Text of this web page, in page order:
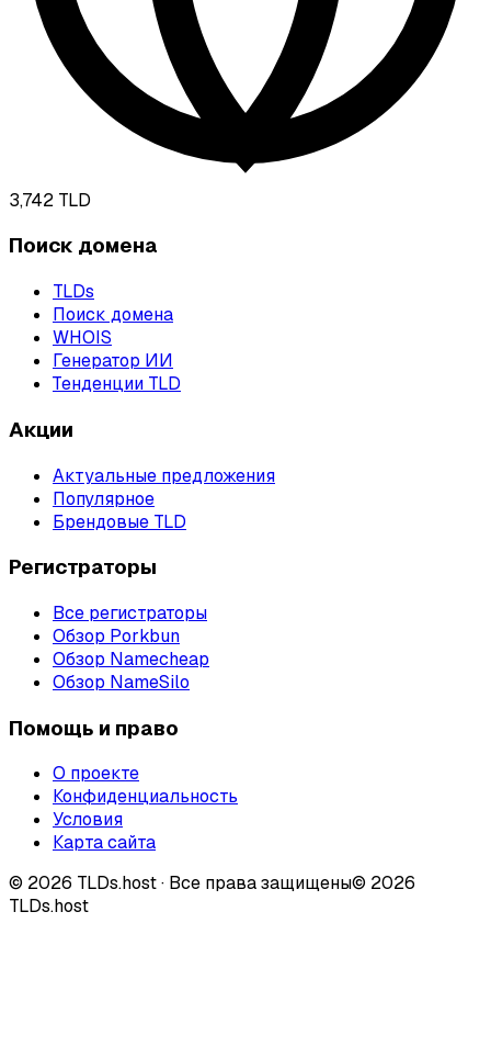
3,742 TLD
Поиск домена
TLDs
Поиск домена
WHOIS
Генератор ИИ
Тенденции TLD
Акции
Актуальные предложения
Популярное
Брендовые TLD
Регистраторы
Все регистраторы
Обзор Porkbun
Обзор Namecheap
Обзор NameSilo
Помощь и право
О проекте
Конфиденциальность
Условия
Карта сайта
© 2026 TLDs.host · Все права защищены© 2026
TLDs.host